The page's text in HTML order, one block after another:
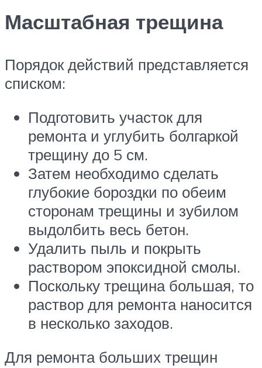
Масштабная трещина
Порядок действий представляется
списком:
Подготовить участок для
ремонта и углубить болгаркой
трещину до 5 см.
Затем необходимо сделать
глубокие бороздки по обеим
сторонам трещины и зубилом
выдолбить весь бетон.
Удалить пыль и покрыть
раствором эпоксидной смолы.
Поскольку трещина большая, то
раствор для ремонта наносится
в несколько заходов.
Для ремонта больших трещин